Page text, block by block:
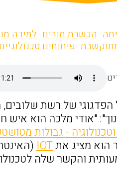
הכשרת מורים למידה
פיתוחים
הפדגוגי של רשת
"אודי מלכה הוא
וטכנולוגיה - גבולות
הוא מציג אתIOT
והקשר שלה